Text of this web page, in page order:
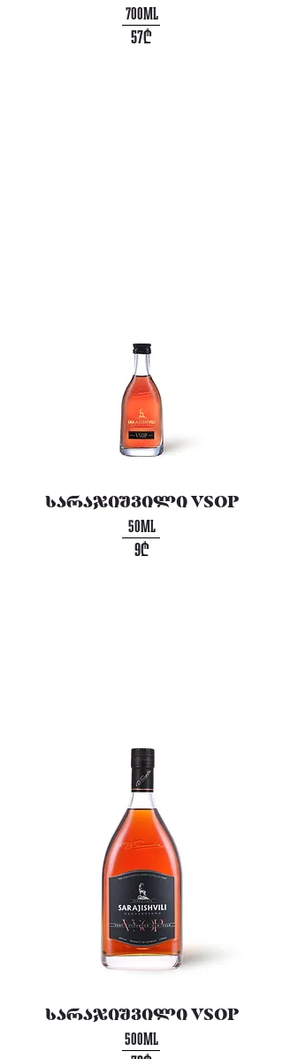
57₾
700ML
სარაჯიშვილიVSOP
9₾
50ML
სარაჯიშვილი VSOP
500ML